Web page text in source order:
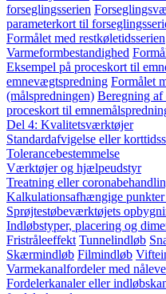
forseglingsserien
parameterkort til
Formålet med restkøletidsserien
Varmeformbestandighed
Eksempel på proceskort til
emnevægtspredning Formålet
(målspredningen) Beregning af
proceskort til
Del 4: Kvalitetsværktøjer
Standardafvigelse eller
Tolerancebestemmelse
Værktøjer og hjælpeudstyr
Treatning eller
Kalkulationsafhængige
Sprøjtestøbeværktøjets
Indløbstyper, placering og
Fristråleeffekt Tunnelindløb
Skærmindløb Filmindløb
Varmekanalfordeler med
Fordelerkanaler eller